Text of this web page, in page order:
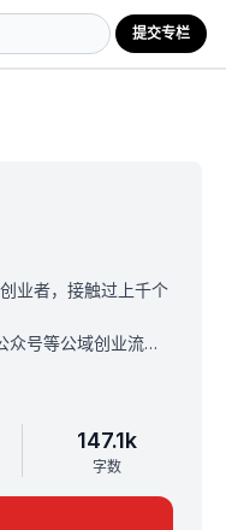
提交专栏
业者，接触过上千个
号等公域创业流量
，仍在持续努
息差和资源差，避免
资源共享，共同进
147.1k
字数